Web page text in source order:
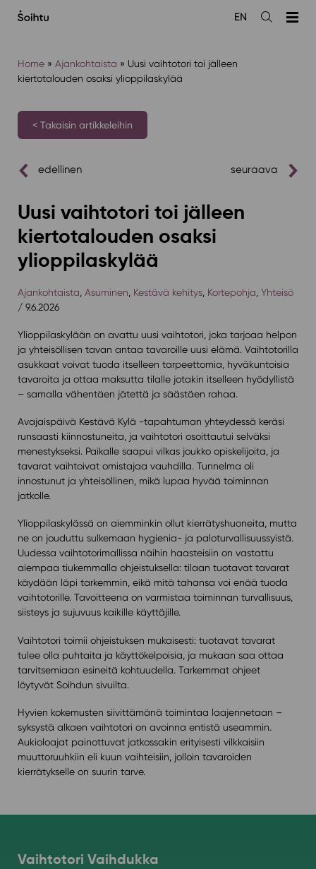
sisältöön
Avaa
EN
Home» Ajankohtaista » Uusi vaihtotori toi jälleen
kiertotalouden osaksi ylioppilaskylää
< Takaisin artikkeleihin
edellinen seuraava
Uusi vaihtotori toi jälleen
kiertotalouden osaksi
ylioppilaskylää
Ajankohtaista Asuminen Kestävä kehitys, Kortepohja Yhteisö
/ 9.6.2026
Ylioppilaskylään on avattu uusi vaihtotori, joka tarjoaa helpon
ja yhteisöllisen tavan antaa tavaroille uusi elämä. Vaihtotorilla
asukkaat voivat tuoda itselleen tarpeettomia, hyväkuntoisia
tavaroita ja ottaa maksutta tilalle jotakin itselleen hyödyllistä
– samalla vähentäen jätettä ja säästäen rahaa.
Avajaispäivä Kestävä Kylä -tapahtuman yhteydessä keräsi
runsaasti kiinnostuneita, ja vaihtotori osoittautui selväksi
menestykseksi. Paikalle saapui vilkas joukko opiskelijoita, ja
tavarat vaihtoivat omistajaa vauhdilla. Tunnelma oli
innostunut ja yhteisöllinen, mikä lupaa hyvää toiminnan
jatkolle.
Ylioppilaskylässä on aiemminkin ollut kierrätyshuoneita, mutta
ne on jouduttu sulkemaan hygienia- ja paloturvallisuussyistä.
Uudessa vaihtotorimallissa näihin haasteisiin on vastattu
aiempaa tiukemmalla ohjeistuksella: tilaan tuotavat tavarat
käydään läpi tarkemmin, eikä mitä tahansa voi enää tuoda
vaihtotorille. Tavoitteena on varmistaa toiminnan turvallisuus,
siisteys ja sujuvuus kaikille käyttäjille.
Vaihtotori toimii ohjeistuksen mukaisesti: tuotavat tavarat
tulee olla puhtaita ja käyttökelpoisia, ja mukaan saa ottaa
tarvitsemiaan esineitä kohtuudella. Tarkemmat ohjeet
löytyvät Soihdun sivuilta.
Hyvien kokemusten siivittämänä toimintaa laajennetaan –
syksystä alkaen vaihtotori on avoinna entistä useammin.
Aukioloajat painottuvat jatkossakin erityisesti vilkkaisiin
muuttoruuhkiin eli kuun vaihteisiin, jolloin tavaroiden
kierrätykselle on suurin tarve.
Vaihtotori Vaihdukka